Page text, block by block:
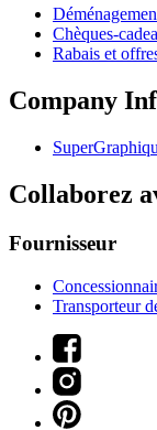
Chèques-
Rabais et
Company
Collaborez
Fournisseur
Transporteur